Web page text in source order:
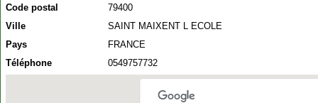
Code postal
79400
Ville
SAINT MAIXENT L ECOLE
Pays
FRANCE
Téléphone
0549757732